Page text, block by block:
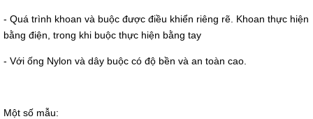
- Quá trình khoan và buộc được điều khiển riêng rẽ. Khoan thực hiện
bằng điện, trong khi buộc thực hiện bằng tay
- Với ống Nylon và dây buộc có độ bền và an toàn cao.
Một số mẫu: